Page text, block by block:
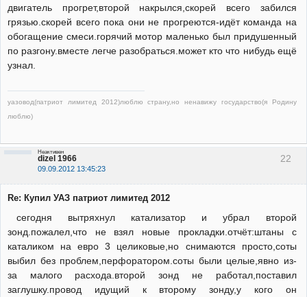
двигатель прогрет,второй накрылся,скорей всего забился
грязью.скорей всего пока они не прогреются-идёт команда на
обогащение смеси.горячий мотор маленько был придушенный
по разгону.вместе легче разобраться.может кто что нибудь ещё
узнал.
уазовод(патриот лимитед 2012)люблю страну,но ненавижу государство(я Родину
люблю)
22
dizel 1966
09.09.2012 13:45:23
Неактивен
Re: Купил УАЗ патриот лимитед 2012
сегодня вытряхнул катализатор и убрал второй
зонд.пожалел,что не взял новые прокладки.отчёт:штаны с
каталиком на евро 3 целиковые,но снимаются просто,соты
выбил без проблем,перфоратором.соты были целые,явно из-
за малого расхода.второй зонд не работал,поставил
заглушку.провод идущий к второму зонду,у кого он